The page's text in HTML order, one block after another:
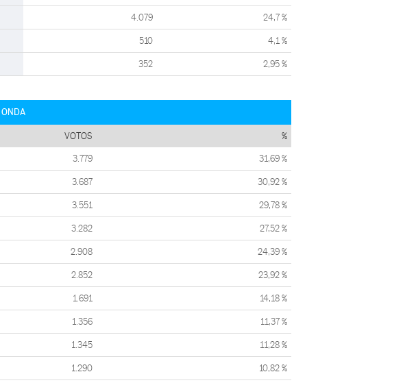
4.079 24,7 %
510 4,1 %
352 2,95 %
VOTOS %
3.779 31,69 %
3.687 30,92 %
3.551 29,78 %
3.282 27,52 %
2.908 24,39 %
2.852 23,92 %
1.691 14,18 %
1.356 11,37 %
1.345 11,28 %
1.290 10,82 %